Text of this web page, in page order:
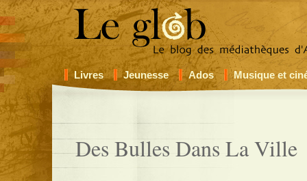
Livres Jeunesse Ados Musique et
Des Bulles Dans La Ville